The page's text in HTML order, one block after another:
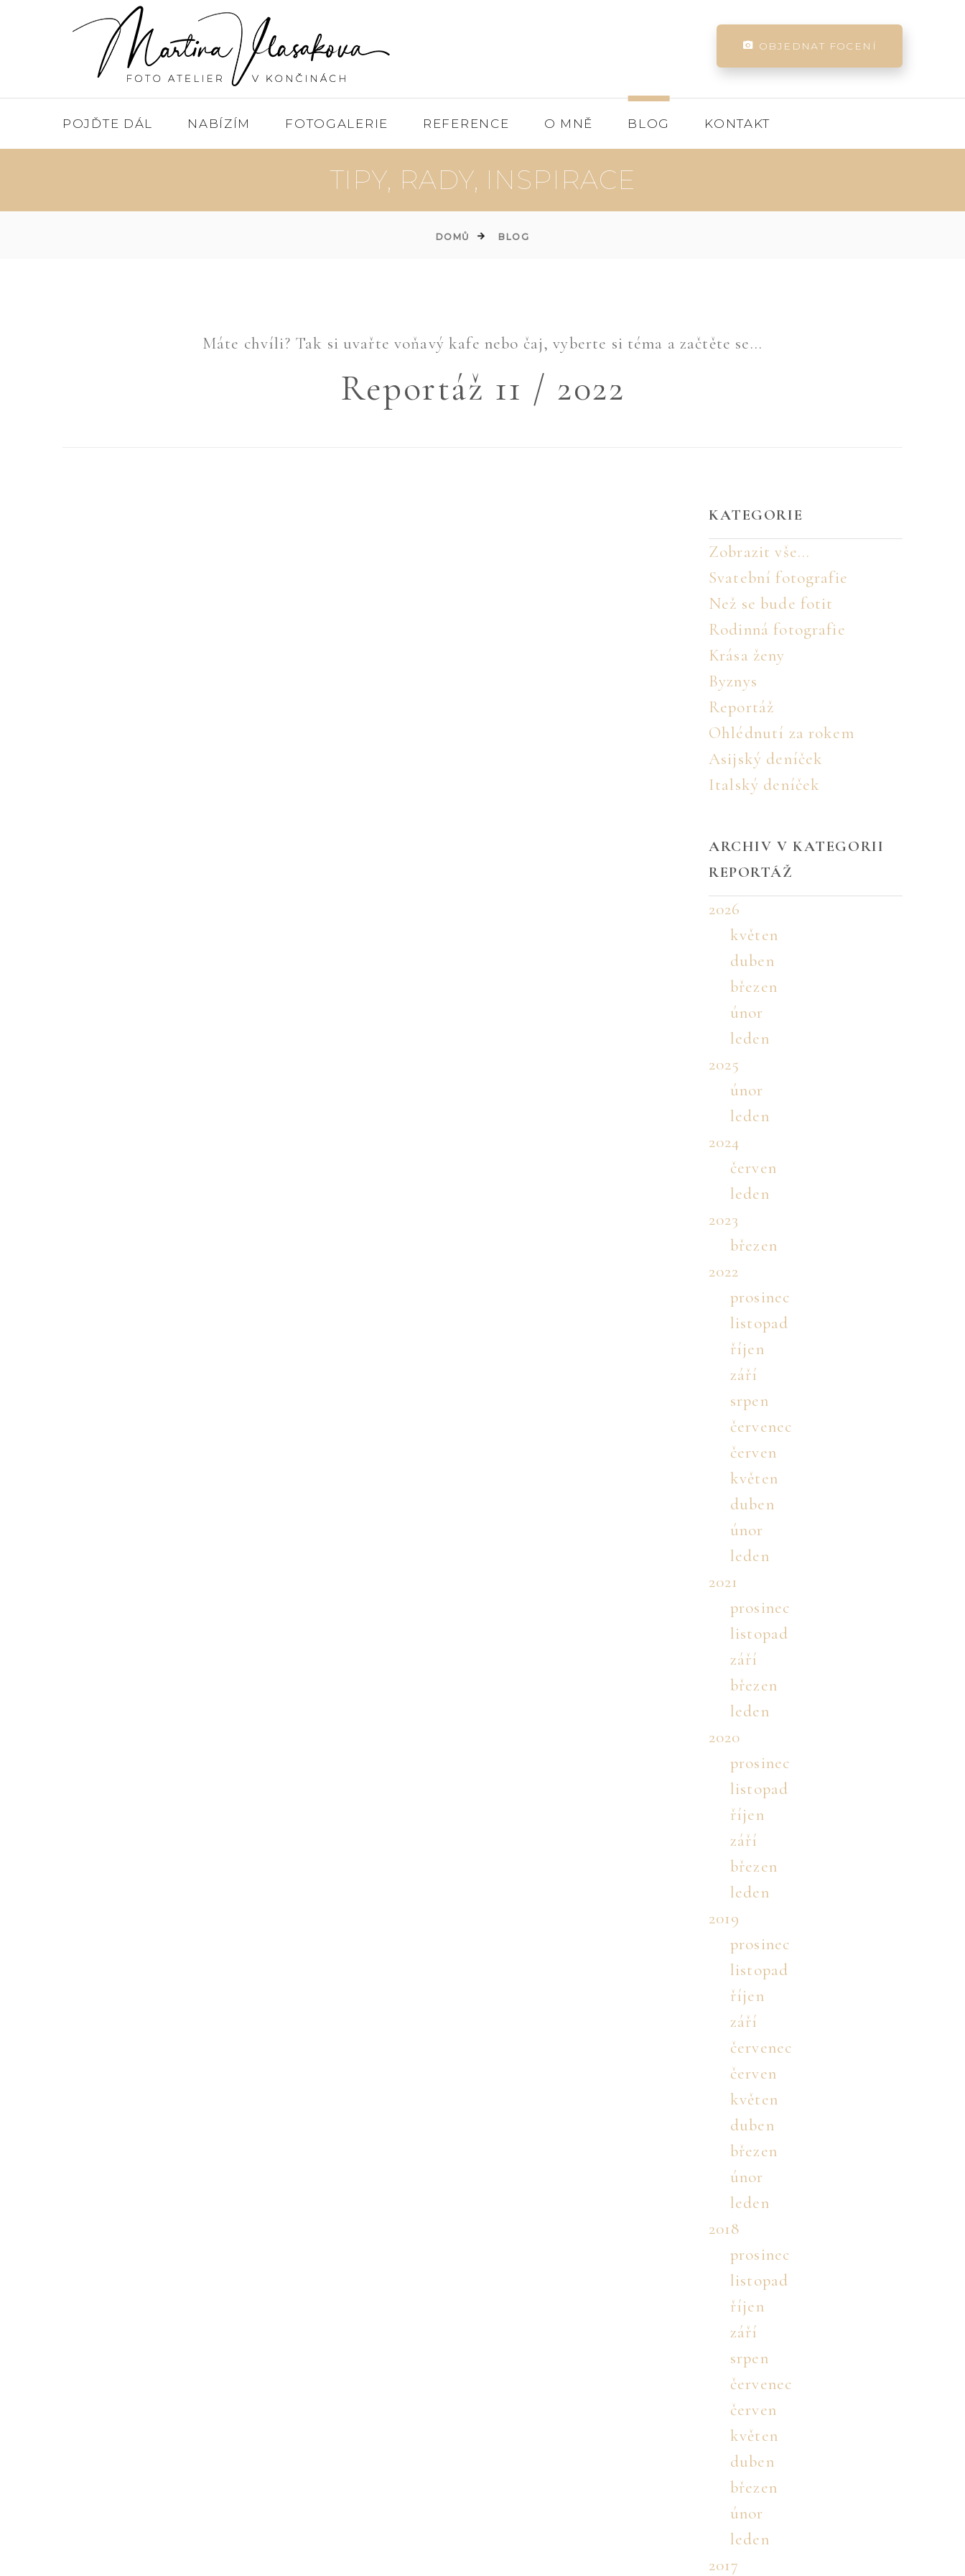
OBJEDNAT FOCENÍ
POJĎTE DÁL NABÍZÍM FOTOGALERIE REFERENCE O MNĚ BLOG KONTAKT
TIPY, RADY, INSPIRACE
DOMŮ BLOG
Máte chvíli? Tak si uvařte voňavý kafe nebo čaj, vyberte si téma a začtěte se...
Reportáž 11 / 2022
KATEGORIE
Zobrazit vše...
Svatební fotografie
Než se bude fotit
Rodinná fotografie
Krása ženy
Byznys
Reportáž
Ohlédnutí za rokem
Asijský deníček
Italský deníček
ARCHIV V KATEGORII
REPORTÁŽ
2026
květen
duben
březen
únor
leden
2025
únor
leden
2024
červen
leden
2023
březen
2022
prosinec
listopad
říjen
září
srpen
červenec
červen
květen
duben
únor
leden
2021
prosinec
listopad
září
březen
leden
2020
prosinec
listopad
říjen
září
březen
leden
2019
prosinec
listopad
říjen
září
červenec
červen
květen
duben
březen
únor
leden
2018
prosinec
listopad
říjen
září
srpen
červenec
červen
květen
duben
březen
únor
leden
2017